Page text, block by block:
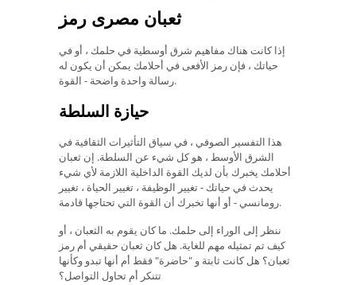
ثعبان مصرى رمز
إذا كانت هناك مفاهيم شرق أوسطية في حلمك ، أو في
حياتك ، فإن رمز الأفعى في أحلامك يمكن أن يكون له
رسالة واحدة واضحة - القوة.
حيازة السلطة
هذا التفسير الصوفي ، في سياق التأثيرات الثقافية في
الشرق الأوسط ، هو كل شيء عن السلطة. إن ثعبان
أحلامك يخبرك بأن لديك القوة الداخلية اللازمة لأي شيء
يحدث في حياتك - تغيير الوظيفة ، تغيير الحياة ، تغيير
رومانسي - أو أنها تخبرك أن القوة التي تحتاجها قادمة.
ننظر إلى الوراء إلى حلمك. ما كان يقوم به الثعبان ، أو
كيف تم تمثيله مهم للغاية. هل كان ثعبان حقيقي أم رمز
ثعبان؟ هل كانت ثابتة و "حاضرة" فقط أم أنها تبدو وكأنها
تتنكر أم تحاول التواصل؟